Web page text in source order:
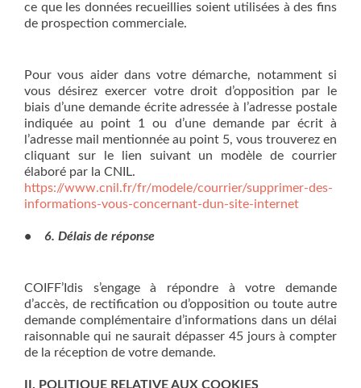
ce que les données recueillies soient utilisées à des fins
de prospection commerciale.
Pour vous aider dans votre démarche, notamment si
vous désirez exercer votre droit d’opposition par le
biais d’une demande écrite adressée à l’adresse postale
indiquée au point 1 ou d’une demande par écrit à
l’adresse mail mentionnée au point 5, vous trouverez en
cliquant sur le lien suivant un modèle de courrier
élaboré par la CNIL.
https://www.cnil.fr/fr/modele/courrier/supprimer-des-
informations-vous-concernant-dun-site-internet
• 6. Délais de réponse
COIFF’Idis s’engage à répondre à votre demande
d’accès, de rectification ou d’opposition ou toute autre
demande complémentaire d’informations dans un délai
raisonnable qui ne saurait dépasser 45 jours à compter
de la réception de votre demande.
II. POLITIQUE RELATIVE AUX COOKIES